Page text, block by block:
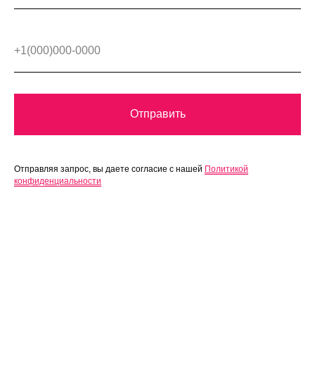
Отправить
Отправляя запрос, вы даете согласие с нашей Политикой
конфиденциальности